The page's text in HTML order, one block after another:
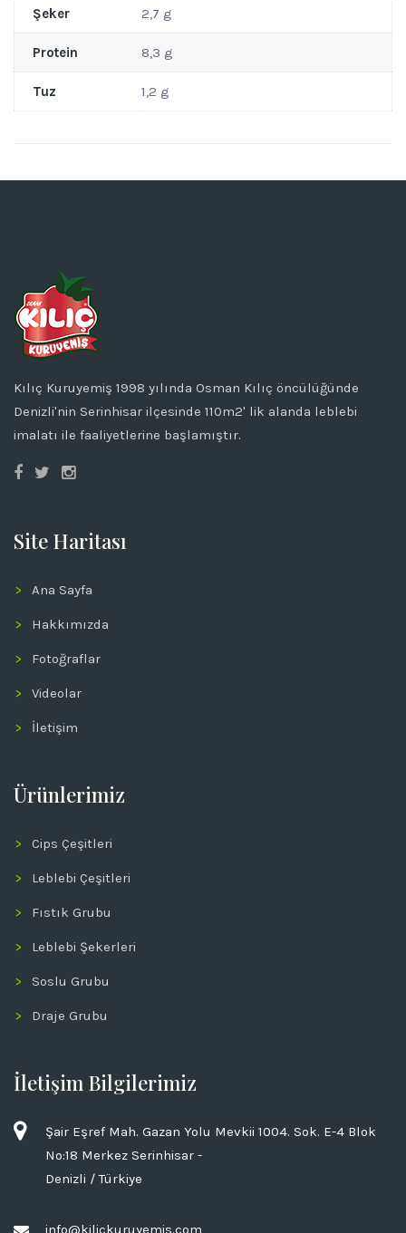
Şeker 2,7 g
Protein 8,3 g
Tuz 1,2 g
Kılıç Kuruyemiş 1998 yılında Osman Kılıç öncülüğünde
Denizli'nin Serinhisar ilçesinde 110m2' lik alanda leblebi
imalatı ile faaliyetlerine başlamıştır.
Site Haritası
Ana Sayfa
Hakkımızda
Fotoğraflar
Videolar
İletişim
Ürünlerimiz
Cips Çeşitleri
Leblebi Çeşitleri
Fıstık Grubu
Leblebi Şekerleri
Soslu Grubu
Draje Grubu
İletişim Bilgilerimiz
Şair Eşref Mah. Gazan Yolu Mevkii 1004. Sok. E-4 Blok
No:18 Merkez Serinhisar -
Denizli / Türkiye
info@kilickuruyemis.com